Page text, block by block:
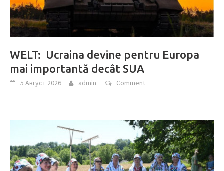
WELT: Ucraina devine pentru Europa
mai importantă decât SUA
5 Август 2026 admin Comment